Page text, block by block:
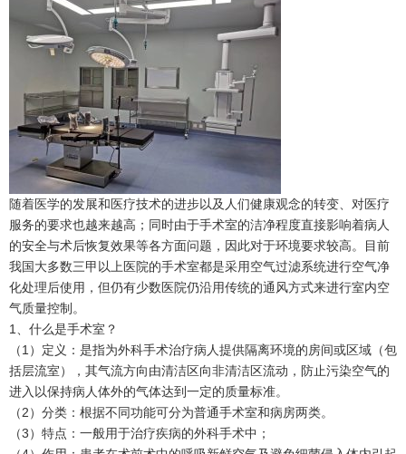
随着医学的发展和医疗技术的进步以及人们健康观念的转变、对医疗
服务的要求也越来越高；同时由于手术室的洁净程度直接影响着病人
的安全与术后恢复效果等各方面问题，因此对于环境要求较高。目前
我国大多数三甲以上医院的手术室都是采用空气过滤系统进行空气净
化处理后使用，但仍有少数医院仍沿用传统的通风方式来进行室内空
气质量控制。
1、什么是手术室？
（1）定义：是指为外科手术治疗病人提供隔离环境的房间或区域（包
括层流室），其气流方向由清洁区向非清洁区流动，防止污染空气的
进入以保持病人体外的气体达到一定的质量标准。
（2）分类：根据不同功能可分为普通手术室和病房两类。
（3）特点：一般用于治疗疾病的外科手术中；